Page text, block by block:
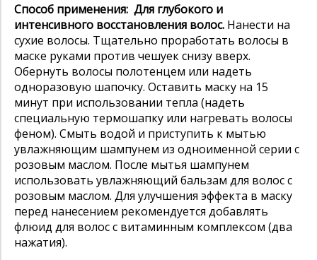
Способ применения: Для глубокого и
интенсивного восстановления волос. Нанести на
сухие волосы. Тщательно проработать волосы в
маске руками против чешуек снизу вверх.
Обернуть волосы полотенцем или надеть
одноразовую шапочку. Оставить маску на 15
минут при использовании тепла (надеть
специальную термошапку или нагревать волосы
феном). Смыть водой и приступить к мытью
увлажняющим шампунем из одноименной серии с
розовым маслом. После мытья шампунем
использовать увлажняющий бальзам для волос с
розовым маслом. Для улучшения эффекта в маску
перед нанесением рекомендуется добавлять
флюид для волос с витаминным комплексом (два
нажатия).